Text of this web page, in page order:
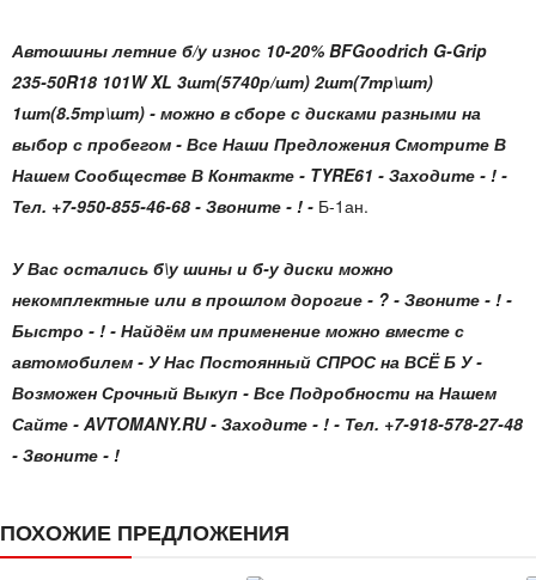
Автошины летние б/у износ 10-20% BFGoodrich G-Grip
235-50R18 101W XL 3шт(5740р/шт) 2шт(7тр\шт)
1шт(8.5тр\шт) - можно в сборе с дисками разными на
выбор с пробегом - Все Наши Предложения Смотрите В
Нашем Сообществе В Контакте - TYRE61 - Заходите - ! -
Тел. +7-950-855-46-68 - Звоните - ! - Б-1ан.
У Вас остались б\у шины и б-у диски можно
некомплектные или в прошлом дорогие - ? - Звоните - ! -
Быстро - ! - Найдём им применение можно вместе с
автомобилем - У Нас Постоянный СПРОС на ВСЁ Б У -
Возможен Срочный Выкуп - Все Подробности на Нашем
Сайте - AVTOMANY.RU - Заходите - ! - Тел. +7-918-578-27-48
- Звоните - !
ПОХОЖИЕ ПРЕДЛОЖЕНИЯ